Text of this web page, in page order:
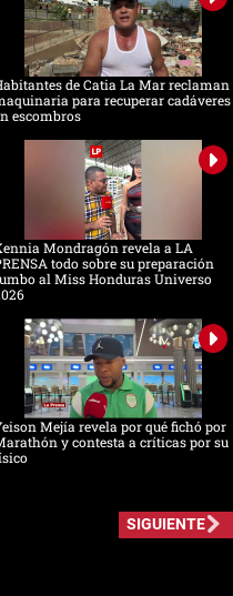
de Catia La Mar reclaman
para recuperar cadáveres
escombros
Mondragón revela a LA
todo sobre su preparación
al Miss Honduras Universo
Mejía revela por qué fichó por
y contesta a críticas por su
SIGUIENTE